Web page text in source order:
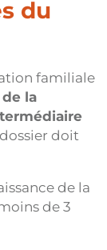
du
familiale
la
dossier doit
de la
de 3